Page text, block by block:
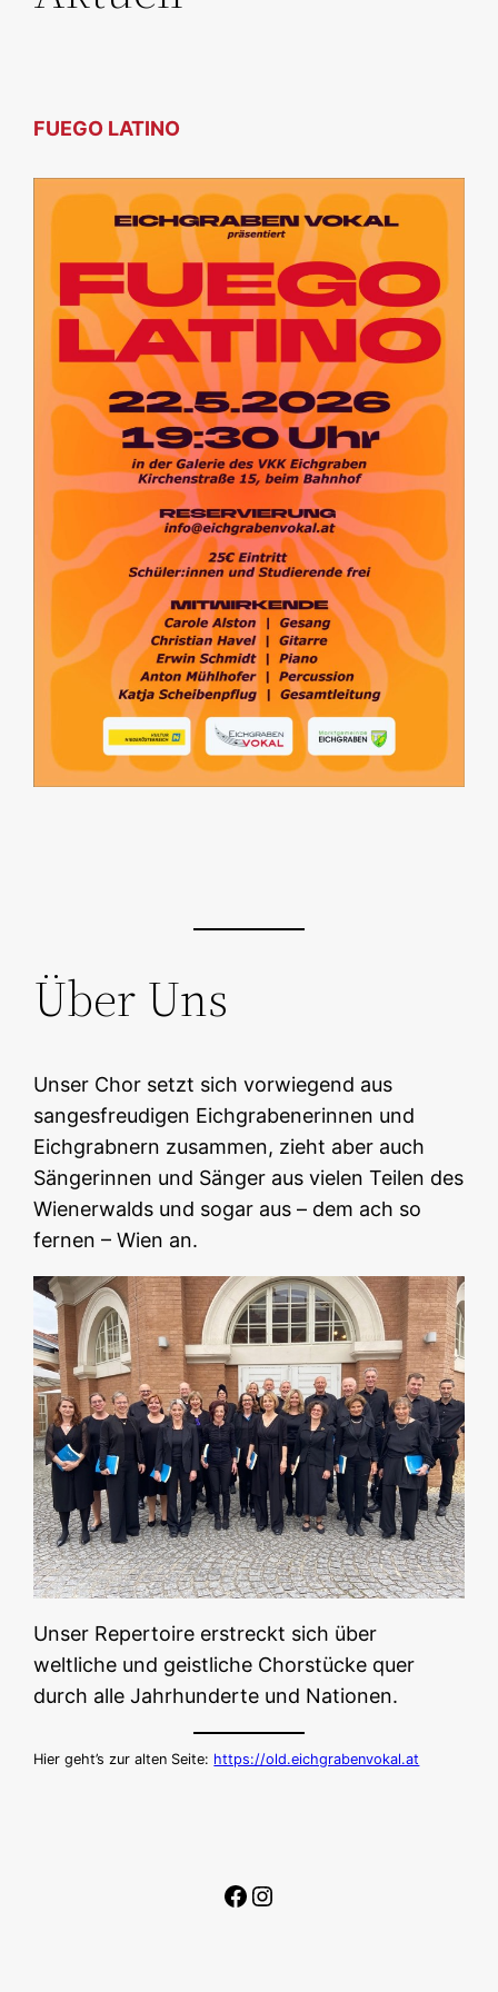
FUEGO LATINO
Über Uns
Unser Chor setzt sich vorwiegend aus
sangesfreudigen Eichgrabenerinnen und
Eichgrabnern zusammen, zieht aber auch
Sängerinnen und Sänger aus vielen Teilen des
Wienerwalds und sogar aus – dem ach so
fernen – Wien an.
Unser Repertoire erstreckt sich über
weltliche und geistliche Chorstücke quer
durch alle Jahrhunderte und Nationen.
Hier geht’s zur alten Seite: https://old.eichgrabenvokal.at
Facebook
Instagram